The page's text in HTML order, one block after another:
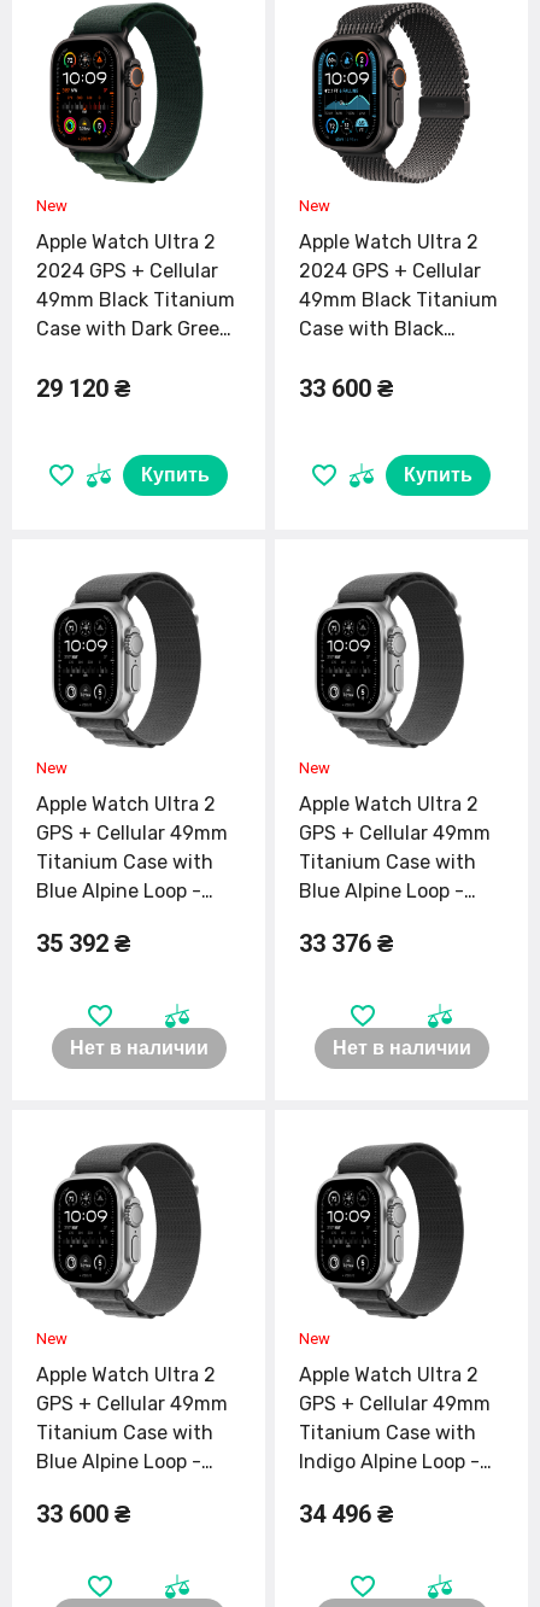
Apple Watch Ultra 2
2024 GPS + Cellular
49mm Black Titanium
Case with Dark Green
(MX4R3)
29 120 ₴
Купить
Apple Watch Ultra 2
2024 GPS + Cellular
49mm Black Titanium
Case with Black
Loop - Large (MX5V3)
33 600 ₴
Купить
Apple Watch Ultra 2
GPS + Cellular 49mm
Titanium Case with
Blue Alpine Loop -
35 392 ₴
Нет в наличии
Apple Watch Ultra 2
GPS + Cellular 49mm
Titanium Case with
Blue Alpine Loop -
33 376 ₴
Нет в наличии
Apple Watch Ultra 2
GPS + Cellular 49mm
Titanium Case with
Blue Alpine Loop -
33 600 ₴
Apple Watch Ultra 2
GPS + Cellular 49mm
Titanium Case with
Indigo Alpine Loop -
34 496 ₴